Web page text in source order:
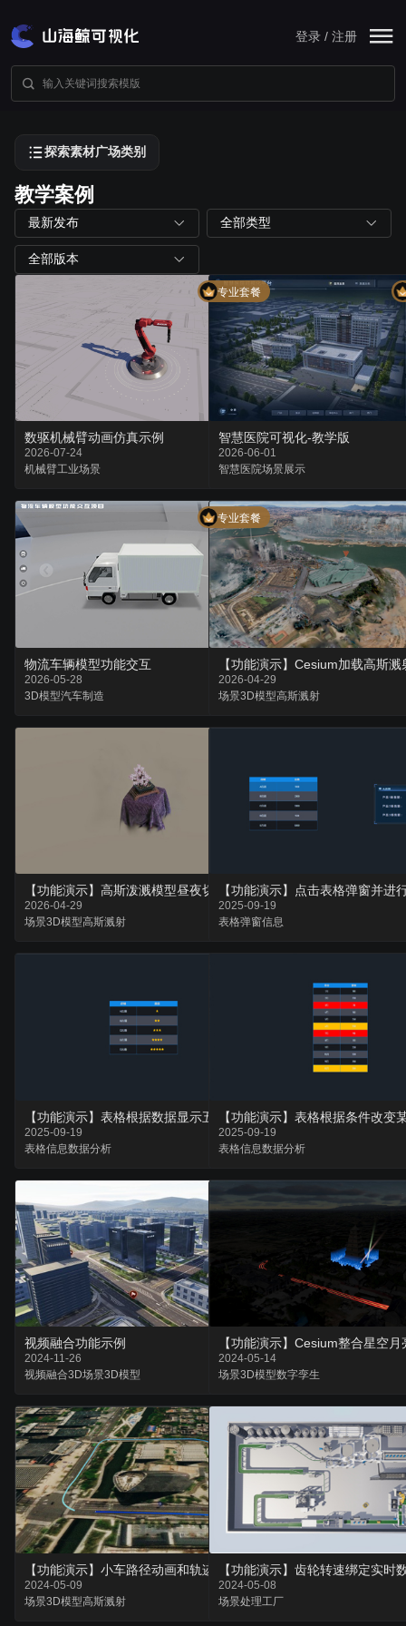
登录 / 注册
探索素材广场类别
教学案例
最新发布 全部类型
全部版本
专业套餐
数驱机械臂动画仿真示例
2026-07-24
机械臂工业场景
智慧医院可视化-教学版
2026-06-01
智慧医院场景展示
专业套餐
物流车辆模型功能交互
2026-05-28
3D模型汽车制造
2026-04-29
场景3D模型高斯溅射
【功能演示】高斯泼溅模型昼夜切换及独立后期处理
2026-04-29
场景3D模型高斯溅射
【功能演示】点击表格弹窗并进
2025-09-19
表格弹窗信息
【功能演示】表格根据数据显示五星级图片
2025-09-19
表格信息数据分析
【功能演示】表格根据条件改变
2025-09-19
表格信息数据分析
视频融合功能示例
2024-11-26
视频融合3D场景3D模型
2024-05-14
场景3D模型数字孪生
【功能演示】小车路径动画和轨迹回放
2024-05-09
场景3D模型高斯溅射
【功能演示】齿轮转速绑定实时
2024-05-08
场景处理工厂